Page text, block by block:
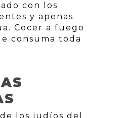
con los
y apenas
Cocer a fuego
consuma toda
los judíos del